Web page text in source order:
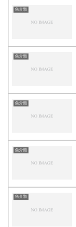
魚介類
魚介類
魚介類
魚介類
魚介類